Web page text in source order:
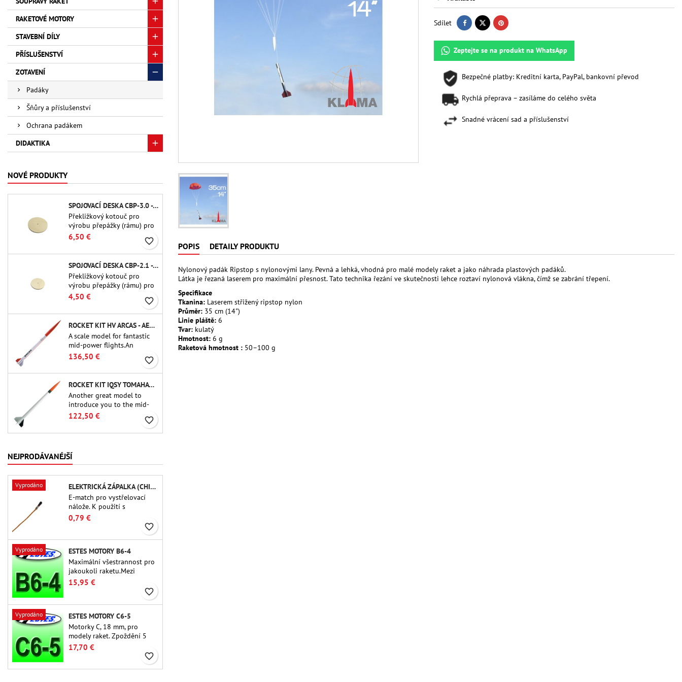
RAKETOVÉ MOTORY
STAVEBNÍ DÍLY
PŘÍSLUŠENSTVÍ
ZOTAVENÍ
Padáky
Šňůry a příslušenství
Ochrana padákem
DIDAKTIKA
NOVÉ PRODUKTY
SPOJOVACÍ DESKA CBP-3.0 - PUBLIC MISSILES LTD.
Překližkový kotouč pro
výrobu přepážky (rámu) pro
trubkové spojky Public
Missiles Ltd. o průměru 75
mm (PT-3.0/QT-3.0)
6,50 € favorite_border
SPOJOVACÍ DESKA CBP-2.1 - PUBLIC MISSILES LTD.
Překližkový kotouč pro
výrobu přepážky (rámu) pro
trubkové spojky Public
Missiles Ltd. o průměru 54
mm (PT-2.1 nebo QT-2.1)
4,50 € favorite_border
ROCKET KIT HV ARCAS - AEROTECH
A scale model for fantastic
mid-power flights.An
uncompromising kit that
allows you to build a replica
of one of the most famous
sounding-rocket ever.
136,50 € favorite_border
ROCKET KIT IQSY TOMAHAWK - AEROTECH
Another great model to
introduce you to the mid-
power.A scale replica of a
small in size and peefect to
122,50 € favorite_border
NEJPRODÁVANÉJŠÍ
Vyprodáno
ELEKTRICKÁ ZÁPALKA (CHIP-TYPE)
E-match pro vystřelovací
nálože. K použití s ​​
výškoměry nebo jinými
elektronickými zařízeními.
0,79 €
favorite_border
Vyprodáno
ESTES MOTORY B6-4
Maximální všestrannost pro
jakoukoli raketu.Mezi
nejpoužívanější raketové
motory vůbec patří Estes B6-
4 motor vhodný pro většinu
raket Estes a podobných
raket.
15,95 €
favorite_border
Vyprodáno
ESTES MOTORY C6-5
Motorky C, 18 mm, pro
modely raket. Zpoždění 5
sekund u jednostupňových
raket.
17,70 €
favorite_border
Sdílet
Zeptejte se na produkt na WhatsApp
Bezpečné platby: Kreditní karta, PayPal, bankovní převod
Rychlá přeprava – zasíláme do celého světa
Snadné vrácení sad a příslušenství
POPIS DETAILY PRODUKTU
Nylonový padák Ripstop s nylonovými lany. Pevná a lehká, vhodná pro malé modely raket a jako náhrada plastových padáků.
Látka je řezaná laserem pro maximální přesnost. Tato technika řezání ve skutečnosti lehce roztaví nylonová vlákna, čímž se zabrání třepení.
Specifikace
Tkanina: Laserem střižený ripstop nylon
Průměr: 35 cm (14")
Linie pláště: 6
Tvar: kulatý
Hmotnost: 6 g
Raketová hmotnost : 50–100 g